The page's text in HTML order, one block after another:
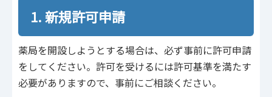
1. 新規許可申請
薬局を開設しようとする場合は、必ず事前に許可申請
をしてください。許可を受けるには許可基準を満たす
必要がありますので、事前にご相談ください。